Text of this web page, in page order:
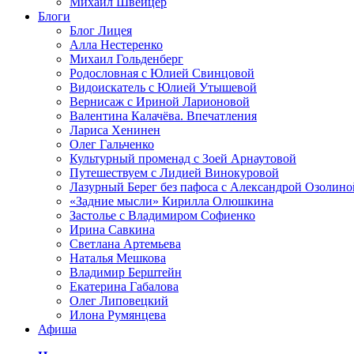
Блоги
Блог Лицея
Алла Нестеренко
Михаил Гольденберг
Родословная с Юлией Свинцовой
Видоискатель с Юлией Утышевой
Вернисаж с Ириной Ларионовой
Валентина Калачёва. Впечатления
Лариса Хенинен
Олег Гальченко
Культурный променад с Зоей Арнаутовой
Путешествуем с Лидией Винокуровой
Лазурный Берег без пафоса с Александрой
«Задние мысли» Кирилла Олюшкина
Застолье с Владимиром Софиенко
Ирина Савкина
Светлана Артемьева
Наталья Мешкова
Владимир Берштейн
Екатерина Габалова
Олег Липовецкий
Илона Румянцева
Афиша